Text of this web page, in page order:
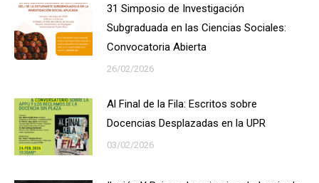
31 Simposio de Investigación
Subgraduada en las Ciencias Sociales:
Convocatoria Abierta
26/02/2026
Al Final de la Fila: Escritos sobre
Docencias Desplazadas en la UPR
03/02/2026